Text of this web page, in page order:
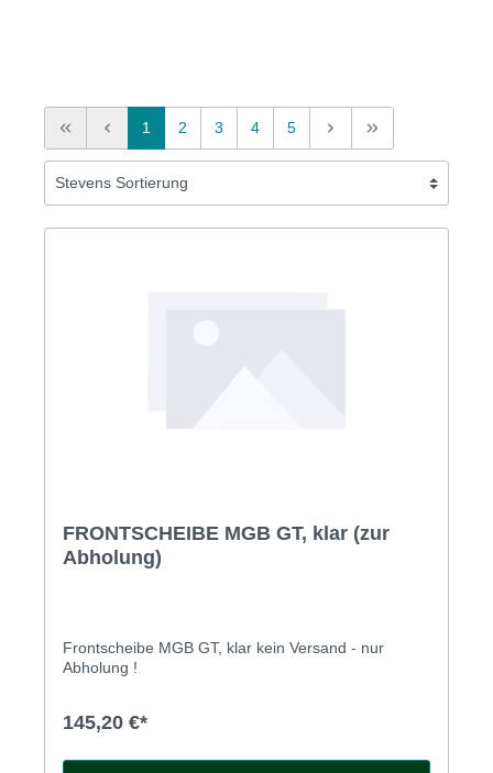
1 2 3 4 5
FRONTSCHEIBE MGB GT, klar (zur
Abholung)
Frontscheibe MGB GT, klar kein Versand - nur
Abholung !
145,20 €*